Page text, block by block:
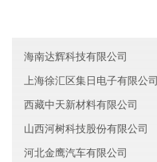
海南达辉科技有限公司
上海徐汇区集日电子有限公司
西藏中天新材料有限公司
山西河树科技股份有限公司
河北金鹰汽车有限公司